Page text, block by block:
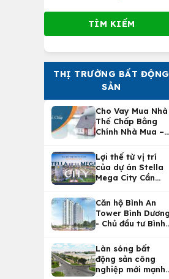
THỊ TRƯỜNG BẤT ĐỘNG
SẢN
Cho Vay Mua Nhà
Thế Chấp Bằng
Chính Nhà Mua –
Nhà Tại
Vietcombank
Lợi thế từ vị trí
của dự án Stella
Mega City Cần
Căn hộ Bình An
Tower Bình Dương
- Chủ đầu tư Bình
Làn sóng bất
động sản công
nghiệp mới mạnh